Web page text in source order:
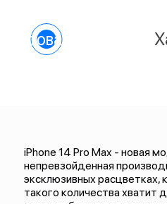
О товаре
iPhone 14 Pro Max - новая
непревзойденная
эксклюзивных расцветках,
такого количества хватит